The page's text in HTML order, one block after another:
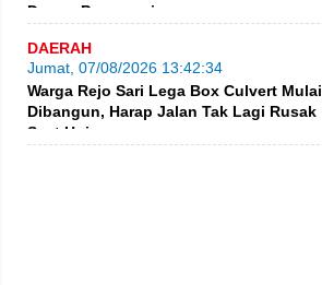
Dusun Purwosari
DAERAH
Jumat, 07/08/2026 13:42:34
Warga Rejo Sari Lega Box Culvert Mulai
Dibangun, Harap Jalan Tak Lagi Rusak
Saat Hujan